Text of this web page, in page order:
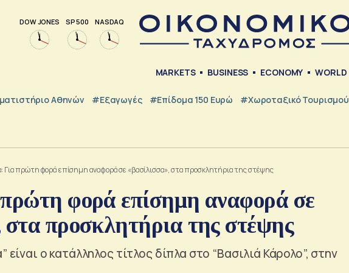
DOW JONES SP 500 NASDAQ
MARKETS BUSINESS ECONOMY WORLD
Αθηνών #εξαγωγές #Επίδομα 150 Ευρώ #Χωροταξικό Τουρισμού
Για πρώτη φορά επίσημη αναφορά σε «βασίλισσα», στα προσκλητήρια της στέψης
φορά επίσημη αναφορά σε
στα προσκλητήρια της στέψης
είναι ο κατάλληλος τίτλος δίπλα στο “Βασιλιά Κάρολο”, στην